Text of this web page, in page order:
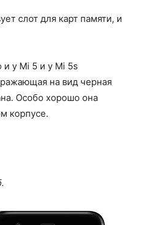
слот для карт памяти, и
и у Mi 5 и у Mi 5s
на вид черная
Особо хорошо она
корпусе.